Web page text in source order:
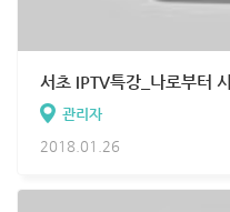
관리자
2018.01.26